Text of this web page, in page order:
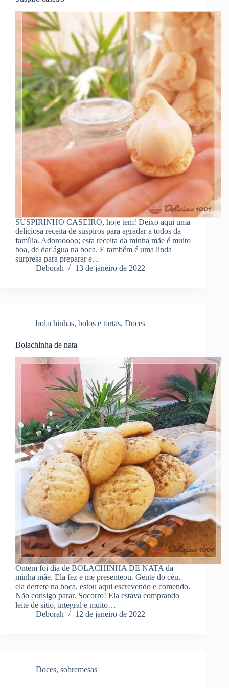
SUSPIRINHO CASEIRO, hoje tem! Deixo aqui uma
deliciosa receita de suspiros para agradar a todos da
família. Adorooooo; esta receita da minha mãe é muito
boa, de dar água na boca. E também é uma linda
surpresa para preparar e…
Deborah
13 de janeiro de 2022
bolachinhas, bolos e tortas, Doces
Bolachinha de nata
Ontem foi dia de BOLACHINHA DE NATA da
minha mãe. Ela fez e me presenteou. Gente do céu,
ela derrete na boca, estou aqui escrevendo e comendo.
Não consigo parar. Socorro! Ela estava comprando
leite de sitio, integral e muito…
Deborah
12 de janeiro de 2022
Doces, sobremesas